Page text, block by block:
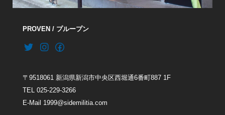
PROVEN / プループン
〒9518061 新潟県新潟市中央区西堀通6番町887 1F
TEL 025-229-3266
E-Mail 1999@sidemilitia.com